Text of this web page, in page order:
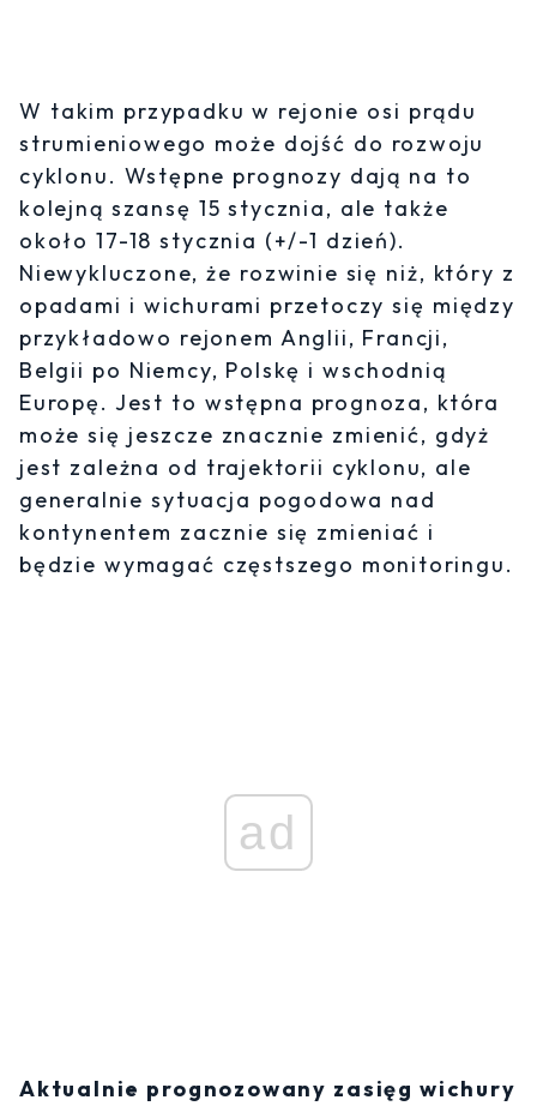
W takim przypadku w rejonie osi prądu
strumieniowego może dojść do rozwoju
cyklonu. Wstępne prognozy dają na to
kolejną szansę 15 stycznia, ale także
około 17-18 stycznia (+/-1 dzień).
Niewykluczone, że rozwinie się niż, który z
opadami i wichurami przetoczy się między
przykładowo rejonem Anglii, Francji,
Belgii po Niemcy, Polskę i wschodnią
Europę. Jest to wstępna prognoza, która
może się jeszcze znacznie zmienić, gdyż
jest zależna od trajektorii cyklonu, ale
generalnie sytuacja pogodowa nad
kontynentem zacznie się zmieniać i
będzie wymagać częstszego monitoringu.
ad
Aktualnie prognozowany zasięg wichury